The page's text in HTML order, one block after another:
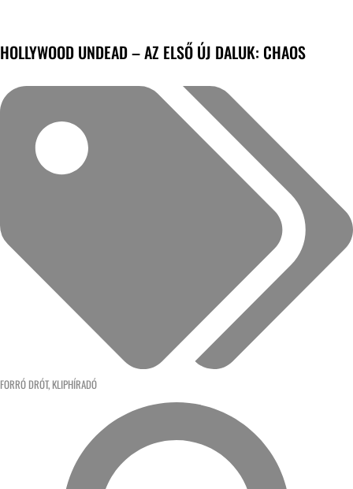
HOLLYWOOD UNDEAD – AZ ELSŐ ÚJ DALUK: CHAOS
FORRÓ DRÓT, KLIPHÍRADÓ